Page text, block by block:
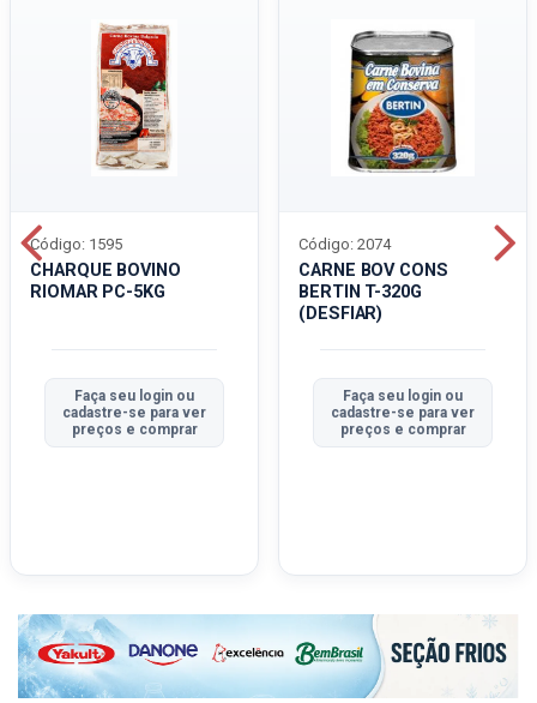
CHARQUE BOVINO
RIOMAR PC-5KG
Código: 1595
Faça seu login ou
cadastre-se para ver
preços e comprar
CARNE BOV CONS
BERTIN T-320G
(DESFIAR)
Código: 2074
Faça seu login ou
cadastre-se para ver
preços e comprar